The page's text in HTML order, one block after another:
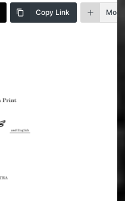
Copy Link More